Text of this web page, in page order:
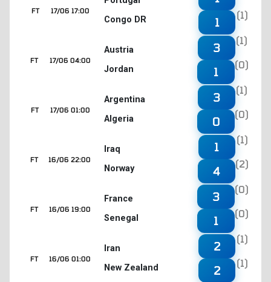
17/06 17:00
FT
Congo DR
1
(1)
17/06 04:00
FT
Austria
Jordan
3
(1)
1
(0)
17/06 01:00
FT
Argentina
Algeria
3
(1)
0
(0)
16/06 22:00
FT
Iraq
Norway
1
(1)
4
(2)
16/06 19:00
FT
France
Senegal
3
(0)
1
(0)
16/06 01:00
FT
Iran
New Zealand
2
(1)
2
(1)